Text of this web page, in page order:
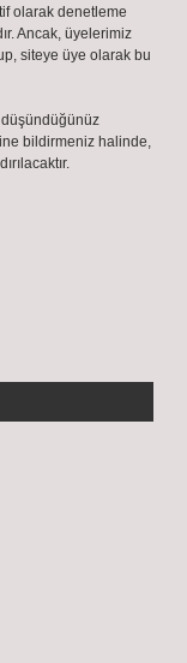
olarak denetleme
Ancak, üyelerimiz
siteye üye olarak bu
düşündüğünüz
bildirmeniz halinde,